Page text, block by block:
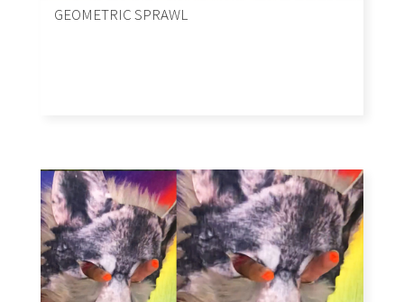
GEOMETRIC SPRAWL